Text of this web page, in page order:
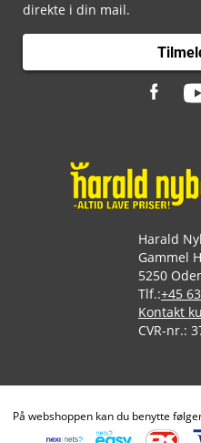
direkte i din mail.
Harald
Gammel
5250
Tlf.:+45
Kontakt
CVR-nr.:
På webshoppen kan du benytte